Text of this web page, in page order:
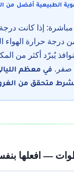
الطبيعية أفضل من
إذا كانت درجة
درجة حرارة الهواء
يُبرّد أكثر من
صفر. في معظم
متحقق من